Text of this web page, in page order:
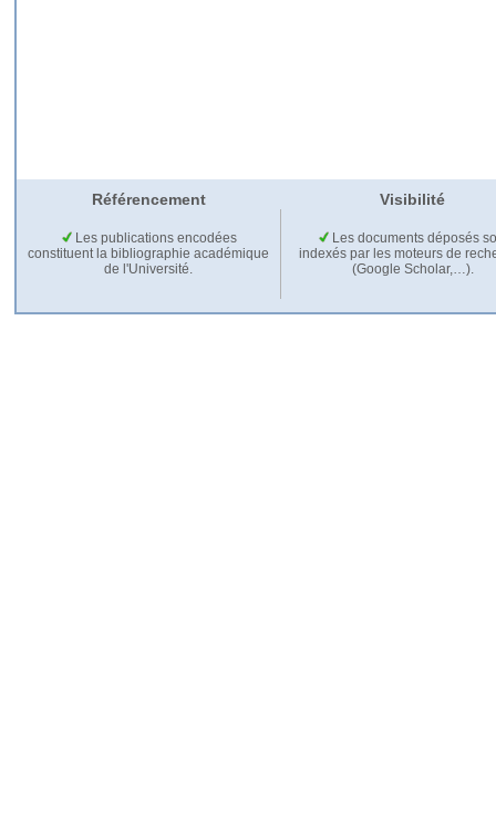
Référencement Visibilité
Les publications encodées
constituent la bibliographie académique
de l'Université.
Les documents déposés
indexés par les moteurs de
(Google Scholar,…).